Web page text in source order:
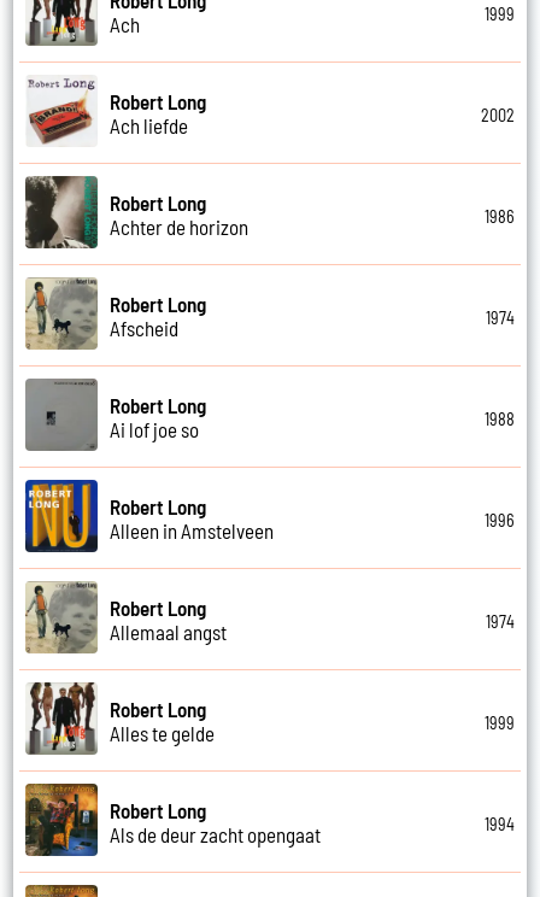
Ach
1999
Robert Long
Ach liefde
2002
Robert Long
Achter de horizon
1986
Robert Long
Afscheid
1974
Robert Long
Ai lof joe so
1988
Robert Long
Alleen in Amstelveen
1996
Robert Long
Allemaal angst
1974
Robert Long
Alles te gelde
1999
Robert Long
Als de deur zacht opengaat
1994